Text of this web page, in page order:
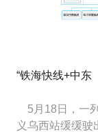
“铁海快线+中东
5月18日，一
义乌西站缓缓驶